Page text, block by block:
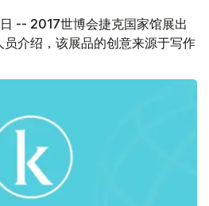
-- 2017世博会捷克国家馆展出
介绍，该展品的创意来源于写作